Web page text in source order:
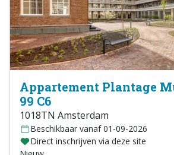
Appartement Plantage
99 C6
1018TN Amsterdam
Beschikbaar vanaf 01-09-2026
Direct inschrijven via deze site